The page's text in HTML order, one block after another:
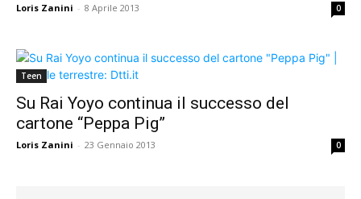
Loris Zanini - 8 Aprile 2013 0
Teen
Su Rai Yoyo continua il successo del
cartone “Peppa Pig”
Loris Zanini - 23 Gennaio 2013 0